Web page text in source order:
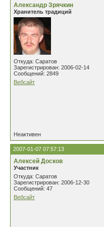
Александр Зрячкин
Хранитель традиций
Откуда: Саратов
Зарегистрирован: 2006-02-14
Сообщений: 2849
Вебсайт
Неактивен
2007-01-07 07:57:13
Алексей Досков
Участник
Откуда: Саратов
Зарегистрирован: 2006-12-30
Сообщений: 47
Вебсайт